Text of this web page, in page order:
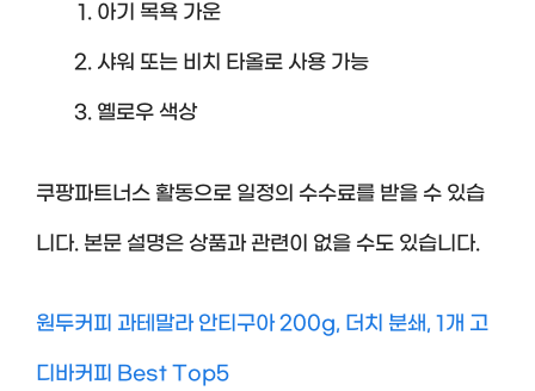
아기 목욕 가운
샤워 또는 비치 타올로 사용 가능
옐로우 색상
쿠팡파트너스 활동으로 일정의 수수료를 받을 수 있습
니다. 본문 설명은 상품과 관련이 없을 수도 있습니다.
원두커피 과테말라 안티구아 200g, 더치 분쇄, 1개 고
디바커피 Best Top5